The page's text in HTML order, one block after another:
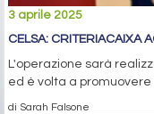
3 aprile 2025
CELSA: CRITERIACAIXA
L'operazione sarà
ed è volta a
di Sarah Falsone